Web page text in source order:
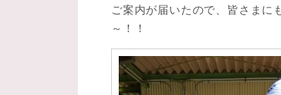
ご案内が届いたので、皆さま
～！！